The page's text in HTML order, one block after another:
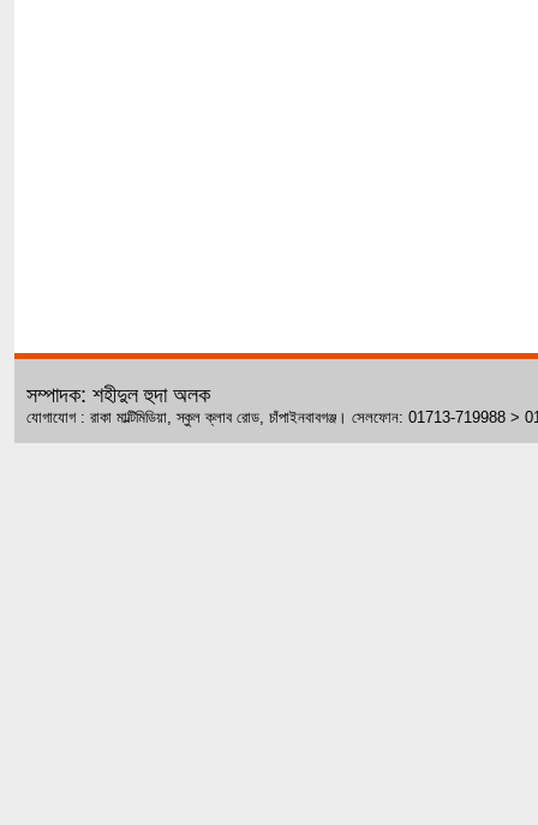
সম্পাদক: শহীদুল হুদা অলক
যোগাযোগ : রাকা মাল্টিমিডিয়া, স্কুল ক্লাব রোড, চাঁপাইনবাবগঞ্জ। সেলফোন: 01713-